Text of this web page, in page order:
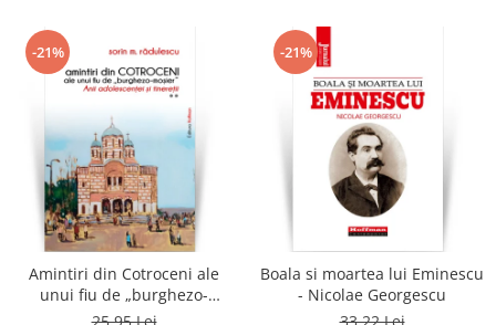
-21%
Amintiri din Cotroceni ale
unui fiu de „burghezo-
mosier”.Vol.2 - Sorin M.
-21%
Boala si moartea lui Eminescu
- Nicolae Georgescu